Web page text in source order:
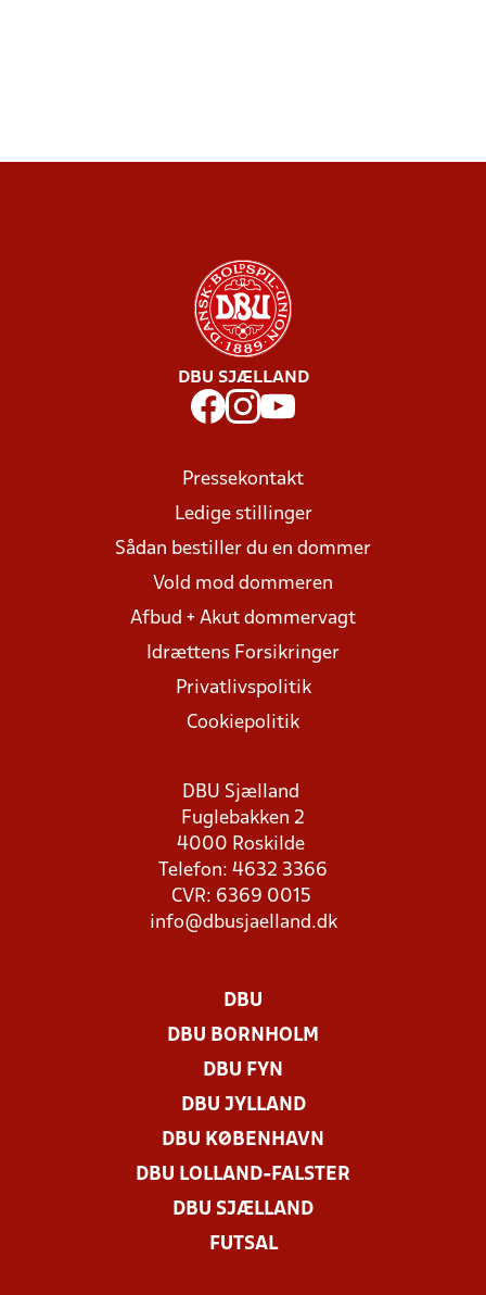
DBU SJÆLLAND
Pressekontakt
Ledige stillinger
Sådan bestiller du en dommer
Vold mod dommeren
Afbud + Akut dommervagt
Idrættens Forsikringer
Privatlivspolitik
Cookiepolitik
DBU Sjælland
Fuglebakken 2
4000 Roskilde
Telefon: 4632 3366
CVR: 6369 0015
info@dbusjaelland.dk
DBU
DBU BORNHOLM
DBU FYN
DBU JYLLAND
DBU KØBENHAVN
DBU LOLLAND-FALSTER
DBU SJÆLLAND
FUTSAL